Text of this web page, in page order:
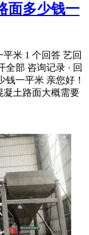
面多少钱一
米 1 个回答 艺回
全部 咨询记录 · 回
钱一平米 亲您好！
凝土路面大概需要